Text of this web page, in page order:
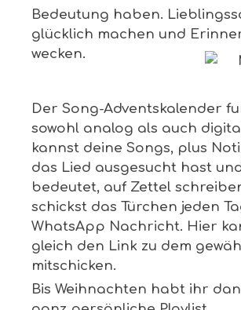
Bedeutung haben.
glücklich machen und
wecken.
Der Song-Adventskalender
sowohl analog als auch
kannst deine Songs, plus
das Lied ausgesucht hast
bedeutet, auf Zettel
schickst das Türchen jeden
WhatsApp Nachricht. Hier
gleich den Link zu dem
mitschicken.
Bis Weihnachten habt ihr